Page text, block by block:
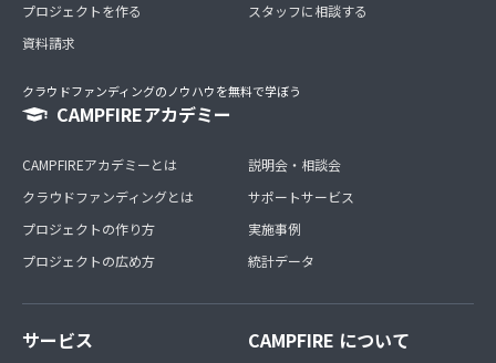
プロジェクトを作る
資料請求
スタッフに相談する
クラウドファンディングのノウハウを無料で学ぼう
CAMPFIREアカデミー
CAMPFIREアカデミーとは
クラウドファンディングとは
プロジェクトの作り方
プロジェクトの広め方
説明会・相談会
サポートサービス
実施事例
統計データ
サービス CAMPFIRE について